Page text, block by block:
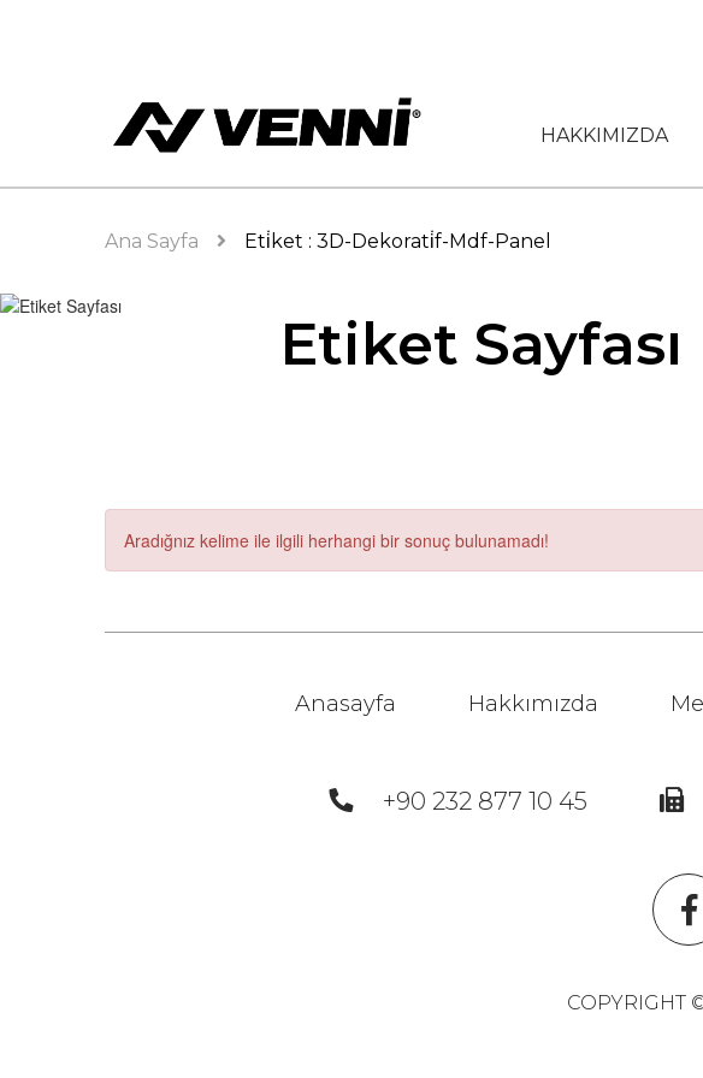
HAKKIMIZDA
Ana Sayfa Eti̇ket : 3D-Dekorati̇f-Mdf-Panel
Etiket Sayfası
Aradığnız kelime ile ilgili herhangi bir sonuç bulunamadı!
Anasayfa Hakkımızda
+90 232 877 10 45
COPYRIGHT